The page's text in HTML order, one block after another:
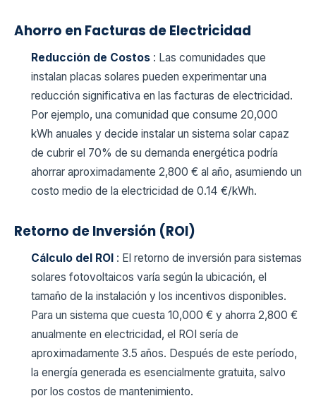
Ahorro en Facturas de Electricidad
Reducción de Costos : Las comunidades que
instalan placas solares pueden experimentar una
reducción significativa en las facturas de electricidad.
Por ejemplo, una comunidad que consume 20,000
kWh anuales y decide instalar un sistema solar capaz
de cubrir el 70% de su demanda energética podría
ahorrar aproximadamente 2,800 € al año, asumiendo un
costo medio de la electricidad de 0.14 €/kWh.
Retorno de Inversión (ROI)
Cálculo del ROI : El retorno de inversión para sistemas
solares fotovoltaicos varía según la ubicación, el
tamaño de la instalación y los incentivos disponibles.
Para un sistema que cuesta 10,000 € y ahorra 2,800 €
anualmente en electricidad, el ROI sería de
aproximadamente 3.5 años. Después de este período,
la energía generada es esencialmente gratuita, salvo
por los costos de mantenimiento.